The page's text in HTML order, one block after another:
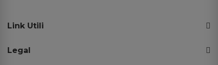
Link Utili
Legal